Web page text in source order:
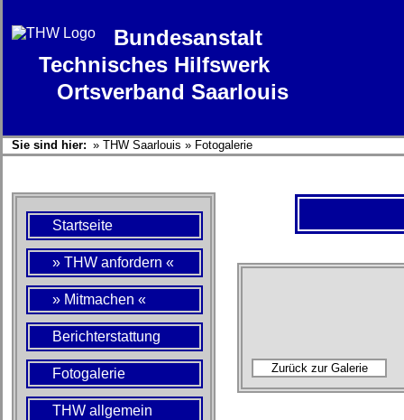
Bundesanstalt
Technisches Hilfswerk
Ortsverband Saarlouis
Sie sind hier: » THW Saarlouis » Fotogalerie
Startseite
» THW anfordern «
» Mitmachen «
Berichterstattung
Fotogalerie
THW allgemein